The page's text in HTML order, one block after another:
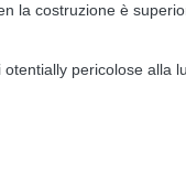
la costruzione è
pericolose alla